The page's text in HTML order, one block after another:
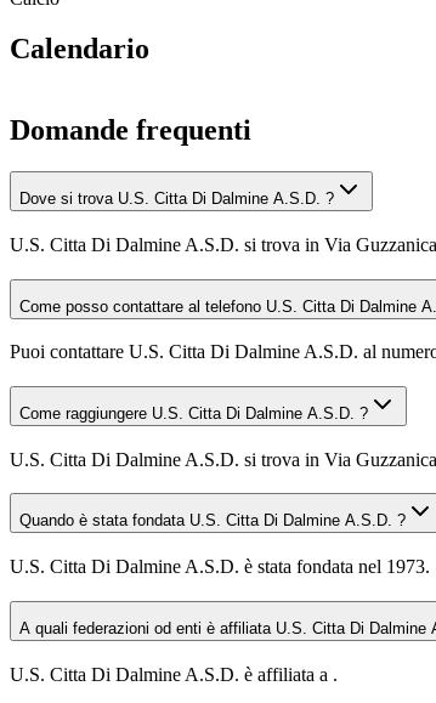
Calendario
Domande frequenti
Dove si trova U.S. Citta Di Dalmine A.S.D. ?
U.S. Citta Di Dalmine A.S.D. si trova in Via
Come posso contattare al telefono U.S. Citta Di Dalmine
Puoi contattare U.S. Citta Di Dalmine A.S.D. al
Come raggiungere U.S. Citta Di Dalmine A.S.D. ?
U.S. Citta Di Dalmine A.S.D. si trova in Via
Quando è stata fondata U.S. Citta Di Dalmine A.S.D. ?
U.S. Citta Di Dalmine A.S.D. è stata fondata nel 1973.
A quali federazioni od enti è affiliata U.S. Citta Di Dalmine
U.S. Citta Di Dalmine A.S.D. è affiliata a .